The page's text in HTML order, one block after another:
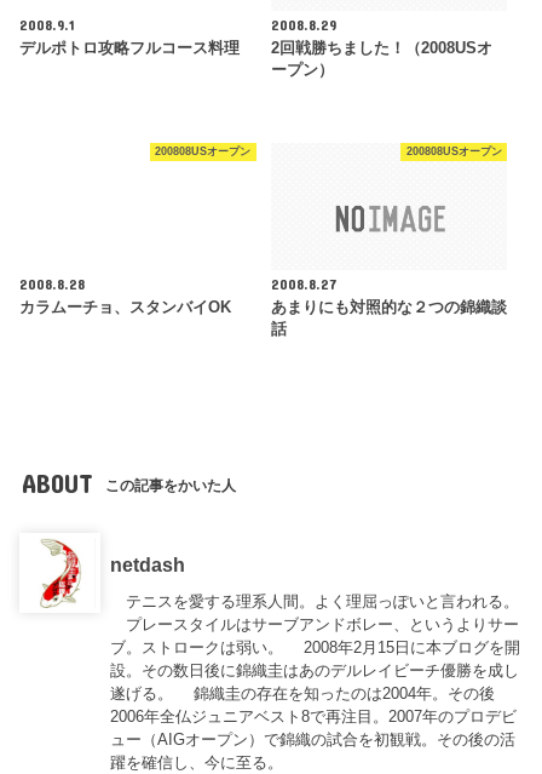
2008.9.1
デルポトロ攻略フルコース料理
2008.8.29
2回戦勝ちました！（2008USオ
ープン）
200808USオープン
2008.8.28
カラムーチョ、スタンバイOK
200808USオープン
2008.8.27
あまりにも対照的な２つの錦織談
話
ABOUT この記事をかいた人
netdash
テニスを愛する理系人間。よく理屈っぽいと言われる。
プレースタイルはサーブアンドボレー、というよりサー
ブ。ストロークは弱い。 2008年2月15日に本ブログを開
設。その数日後に錦織圭はあのデルレイビーチ優勝を成し
遂げる。 錦織圭の存在を知ったのは2004年。その後
2006年全仏ジュニアベスト8で再注目。2007年のプロデビ
ュー（AIGオープン）で錦織の試合を初観戦。その後の活
躍を確信し、今に至る。